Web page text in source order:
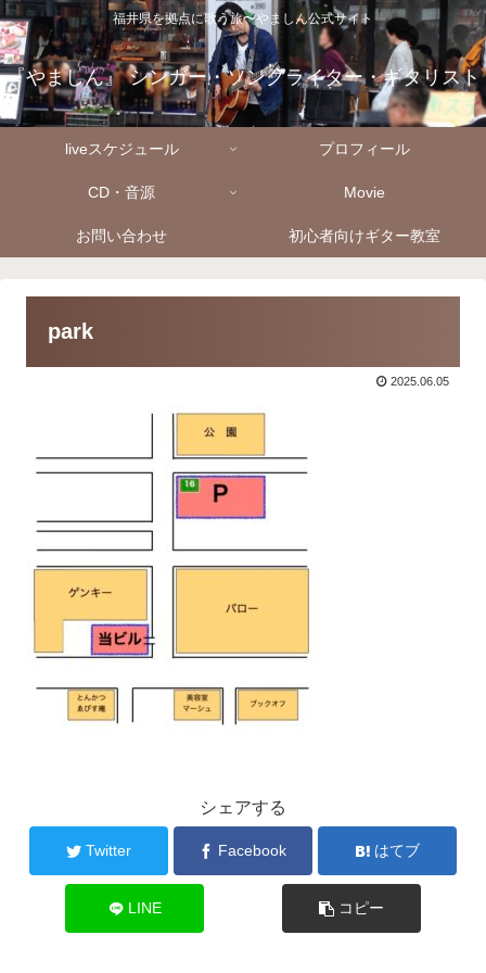
福井県を拠点に歌う旅〜やましん公式サイト
『やましん』 シンガー・ソングライター・ギタリスト
liveスケジュール プロフィール
CD・音源 Movie
お問い合わせ 初心者向けギター教室
park
2025.06.05
シェアする
Twitter Facebook はてブ
LINE コピー